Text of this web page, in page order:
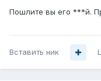
Пошлите вы его ***й.
Вставить ник